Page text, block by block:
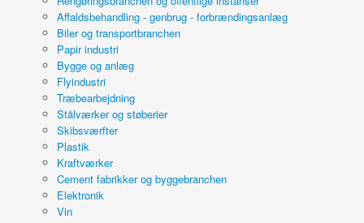
Affaldsbehandling - genbrug - forbrændingsanlæg
Biler og transportbranchen
Papir industri
Bygge og anlæg
Flyindustri
Træbearbejdning
Stålværker og støberier
Skibsværfter
Plastik
Kraftværker
Cement fabrikker og byggebranchen
Elektronik
Vin